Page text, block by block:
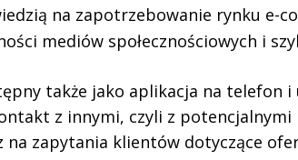
na zapotrzebowanie rynku e-
mediów społecznościowych i
także jako aplikacja na telefon i
z innymi, czyli z potencjalnymi
na zapytania klientów dotyczące